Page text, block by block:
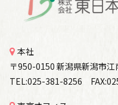
本社
〒950-0150 新潟県新潟市
TEL:025-381-8256